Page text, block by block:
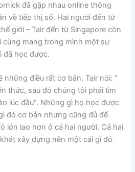
đã gặp nhau online thông
về tiếp thị số. Hai người đến từ
giới – Tair đến từ Singapore còn
cùng mang trong mình một sự
đã học được.
điều rất cơ bản. Tair nói: ”
thức, sau đó chúng tôi phải tìm
lúc đầu”. Những gì họ học được
đó cơ bản nhưng cũng đủ để
lớn lao hơn ở cả hai người. Cả hai
xây dựng nên một cái gì đó